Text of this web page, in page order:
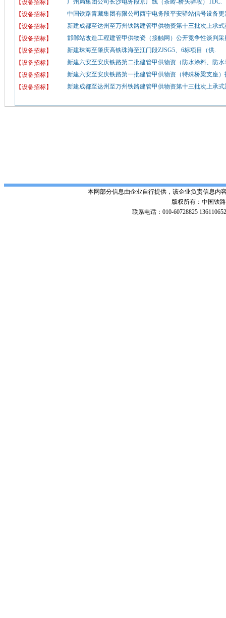
【设备招标】
广州局集团公司长沙电务段京广线（茶岭-桥头驿段）TDC.
【设备招标】
中国铁路青藏集团有限公司西宁电务段平安驿站信号设备更
【设备招标】
新建成都至达州至万州铁路建管甲供物资第十三批次上承式
【设备招标】
邯郸站改造工程建管甲供物资（接触网）公开竞争性谈判采
【设备招标】
新建珠海至肇庆高铁珠海至江门段ZJSG5、6标项目（供.
【设备招标】
新建六安至安庆铁路第二批建管甲供物资（防水涂料、防水
【设备招标】
新建六安至安庆铁路第一批建管甲供物资（特殊桥梁支座）
【设备招标】
新建成都至达州至万州铁路建管甲供物资第十三批次上承式
本网部分信息由企业自行提供，该企业负责信息内
版权所有：中国铁路
联系电话：010-60728825